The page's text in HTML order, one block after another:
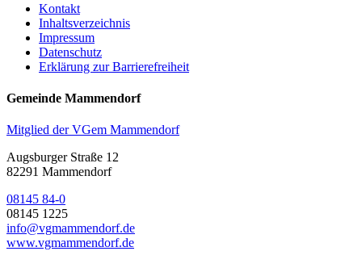
Kontakt
Inhaltsverzeichnis
Impressum
Datenschutz
Erklärung zur Barrierefreiheit
Gemeinde Mammendorf
Mitglied der VGem Mammendorf
Augsburger Straße 12
82291 Mammendorf
08145 84-0
08145 1225
info@vgmammendorf.de
www.vgmammendorf.de